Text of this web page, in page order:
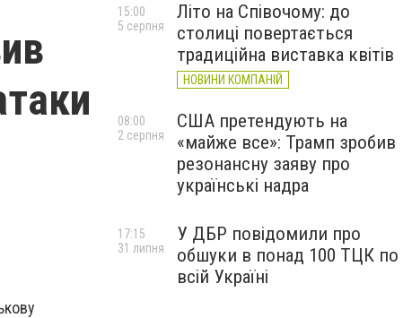
Літо на Співочому: до
столиці повертається
традиційна виставка квітів
НОВИНИ КОМПАНІЙ
15:00
5 серпня
США претендують на
«майже все»: Трамп зробив
резонансну заяву про
українські надра
08:00
2 серпня
У ДБР повідомили про
обшуки в понад 100 ТЦК по
всій Україні
17:15
31 липня